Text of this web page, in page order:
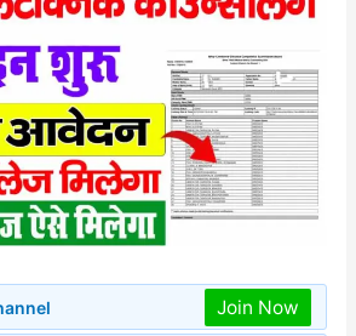
Join Now